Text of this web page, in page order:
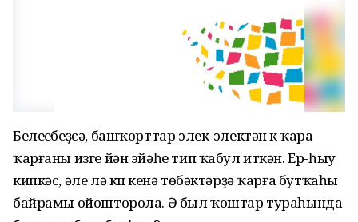
Белеүебеҙсә, башҡорттар элек-электән үк ҡара
ҡарғаны изге йән эйәһе тип ҡабул иткән. Ер-һыу
кипкәс, әле лә күп кенә төбәктәрҙә ҡарға бутҡаһы
байрамы ойошторола. Ә был ҡоштар тураһында